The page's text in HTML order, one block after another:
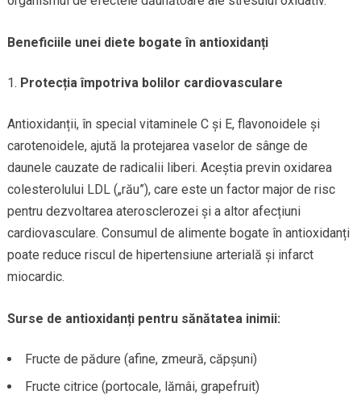
Beneficiile unei diete bogate în antioxidanți
Protecția împotriva bolilor cardiovasculare
Antioxidanții, în special vitaminele C și E, flavonoidele și
carotenoidele, ajută la protejarea vaselor de sânge de
daunele cauzate de radicalii liberi. Aceștia previn oxidarea
colesterolului LDL („rău”), care este un factor major de risc
pentru dezvoltarea aterosclerozei și a altor afecțiuni
cardiovasculare. Consumul de alimente bogate în antioxidanți
poate reduce riscul de hipertensiune arterială și infarct
miocardic.
Surse de antioxidanți pentru sănătatea inimii:
Fructe de pădure (afine, zmeură, căpșuni)
Fructe citrice (portocale, lămâi, grapefruit)